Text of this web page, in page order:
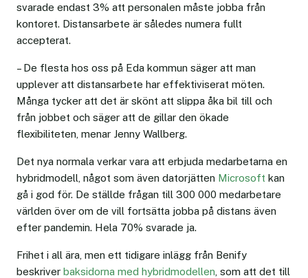
svarade endast 3% att personalen måste jobba från
kontoret. Distansarbete är således numera fullt
accepterat.
– De flesta hos oss på Eda kommun säger att man
upplever att distansarbete har effektiviserat möten.
Många tycker att det är skönt att slippa åka bil till och
från jobbet och säger att de gillar den ökade
flexibiliteten, menar Jenny Wallberg.
Det nya normala verkar vara att erbjuda medarbetarna en
hybridmodell, något som även datorjätten Microsoft kan
gå i god för. De ställde frågan till 300 000 medarbetare
världen över om de vill fortsätta jobba på distans även
efter pandemin. Hela 70% svarade ja.
Frihet i all ära, men ett tidigare inlägg från Benify
beskriver baksidorna med hybridmodellen , som att det till